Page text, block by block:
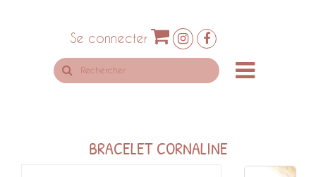
Se connecter
BRACELET CORNALINE